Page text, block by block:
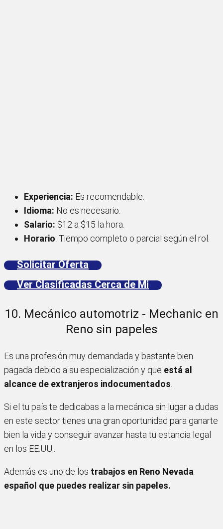
Experiencia: Es recomendable.
Idioma: No es necesario.
Salario: $12 a $15 la hora.
Horario: Tiempo completo o parcial según el rol.
Solicitar Oferta
Ver Clasificadas Cerca de Mi
10. Mecánico automotriz - Mechanic en
Reno sin papeles
Es una profesión muy demandada y bastante bien
pagada debido a su especialización y que está al
alcance de extranjeros indocumentados.
Si el tu país te dedicabas a la mecánica sin lugar a dudas
en este sector tienes una gran oportunidad para ganarte
bien la vida y conseguir avanzar hasta tu estancia legal
en los EE.UU..
Además es uno de los trabajos en Reno Nevada
español que puedes realizar sin papeles.